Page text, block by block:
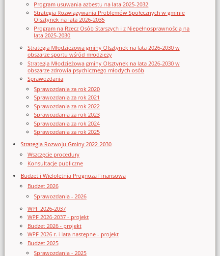
Program usuwania azbestu na lata 2025-2032
Strategia Rozwiązywania Problemów Społecznych w gminie
Olsztynek na lata 2026-2035
Program na Rzecz Osób Starszych i z Niepełnosprawnością na
lata 2025-2030
Strategia Młodzieżowa gminy Olsztynek na lata 2026-2030 w
obszarze sportu wśród młodzieży
Strategia Młodzieżowa gminy Olsztynek na lata 2026-2030 w
obszarze zdrowia psychicznego młodych osób
Sprawozdania
Sprawozdania za rok 2020
Sprawozdania za rok 2021
Sprawozdania za rok 2022
Sprawozdania za rok 2023
Sprawozdania za rok 2024
Sprawozdania za rok 2025
Strategia Rozwoju Gminy 2022-2030
Wszczęcie procedury
Konsultacje publiczne
Budżet i Wieloletnia Prognoza Finansowa
Budżet 2026
Sprawozdania - 2026
WPF 2026-2037
WPF 2026-2037 - projekt
Budżet 2026 - projekt
WPF 2026 r. i lata następne - projekt
Budżet 2025
Sprawozdania - 2025